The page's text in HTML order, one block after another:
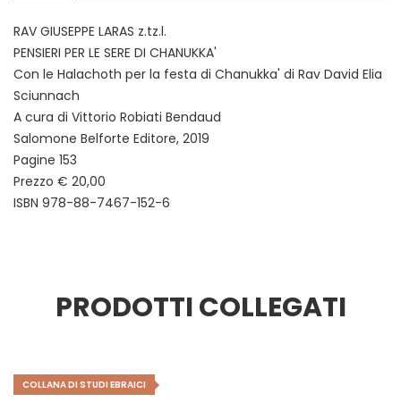
RAV GIUSEPPE LARAS z.tz.l.
PENSIERI PER LE SERE DI CHANUKKA'
Con le Halachoth per la festa di Chanukka' di Rav David Elia
Sciunnach
A cura di Vittorio Robiati Bendaud
Salomone Belforte Editore, 2019
Pagine 153
Prezzo € 20,00
ISBN 978-88-7467-152-6
PRODOTTI COLLEGATI
COLLANA DI STUDI EBRAICI